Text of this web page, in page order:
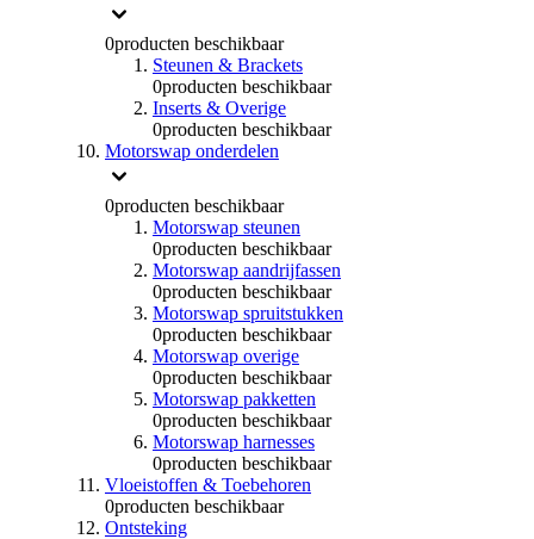
0producten beschikbaar
Steunen & Brackets
0producten beschikbaar
Inserts & Overige
0producten beschikbaar
Motorswap onderdelen
0producten beschikbaar
Motorswap steunen
0producten beschikbaar
Motorswap aandrijfassen
0producten beschikbaar
Motorswap spruitstukken
0producten beschikbaar
Motorswap overige
0producten beschikbaar
Motorswap pakketten
0producten beschikbaar
Motorswap harnesses
0producten beschikbaar
Vloeistoffen & Toebehoren
0producten beschikbaar
Ontsteking